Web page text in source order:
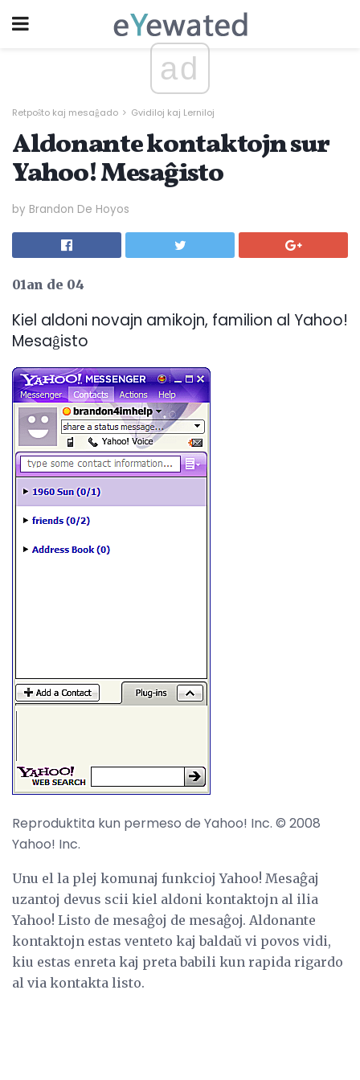
ad
Retpoŝto kaj mesaĝado Gvidiloj kaj Lerniloj
Aldonante kontaktojn sur
Yahoo! Mesaĝisto
by Brandon De Hoyos
01an de 04
Kiel aldoni novajn amikojn, familion al Yahoo!
Mesaĝisto
Reproduktita kun permeso de Yahoo! Inc. © 2008
Yahoo! Inc.
Unu el la plej komunaj funkcioj Yahoo! Mesaĝaj
uzantoj devus scii kiel aldoni kontaktojn al ilia
Yahoo! Listo de mesaĝoj de mesaĝoj. Aldonante
kontaktojn estas venteto kaj baldaŭ vi povos vidi,
kiu estas enreta kaj preta babili kun rapida rigardo
al via kontakta listo.